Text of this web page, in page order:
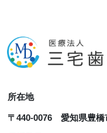
イ
ブ
所在地
〒440-0076 愛知県豊橋